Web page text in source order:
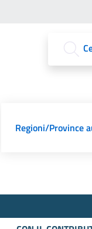
Regioni/Province